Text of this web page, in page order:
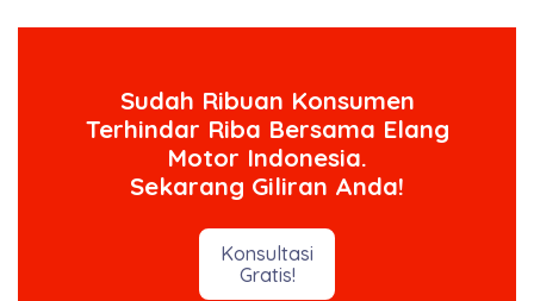
Sudah Ribuan Konsumen
Terhindar Riba Bersama Elang
Motor Indonesia.
Sekarang Giliran Anda!
Konsultasi
Gratis!